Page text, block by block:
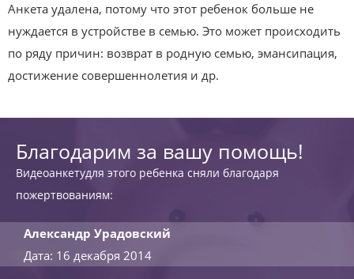
Анкета удалена, потому что этот ребенок больше не
нуждается в устройстве в семью. Это может происходить
по ряду причин: возврат в родную семью, эмансипация,
достижение совершеннолетия и др.
Благодарим за вашу помощь!
Видеоанкетудля этого ребенка сняли благодаря
пожертвованиям:
Александр Урадовский
Дата: 16 декабря 2014